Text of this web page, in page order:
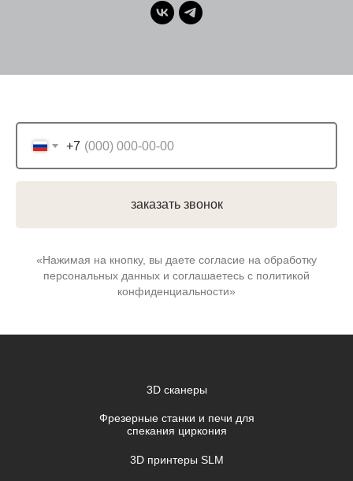
+7
заказать звонок
«Нажимая на кнопку, вы даете согласие на обработку
персональных данных и соглашаетесь c политикой
конфиденциальности»
3D сканеры
Фрезерные станки и печи для
спекания циркония
3D принтеры SLM